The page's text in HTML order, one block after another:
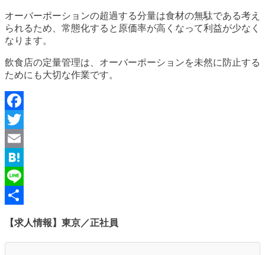
オーバーポーションの超過する分量は食材の無駄である考え
られるため、常態化すると原価率が高くなって利益が少なく
なります。
飲食店の定量管理は、オーバーポーションを未然に防止する
ためにも大切な作業です。
Facebook
Twitter
Email
Hatena
Line
【求人情報】東京／正社員